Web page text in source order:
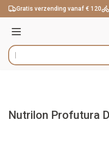
Ga naar de inhoud
Gratis verzending vanaf € 120
Menu
Product, merk, categorie...
Nutrilon Profutura